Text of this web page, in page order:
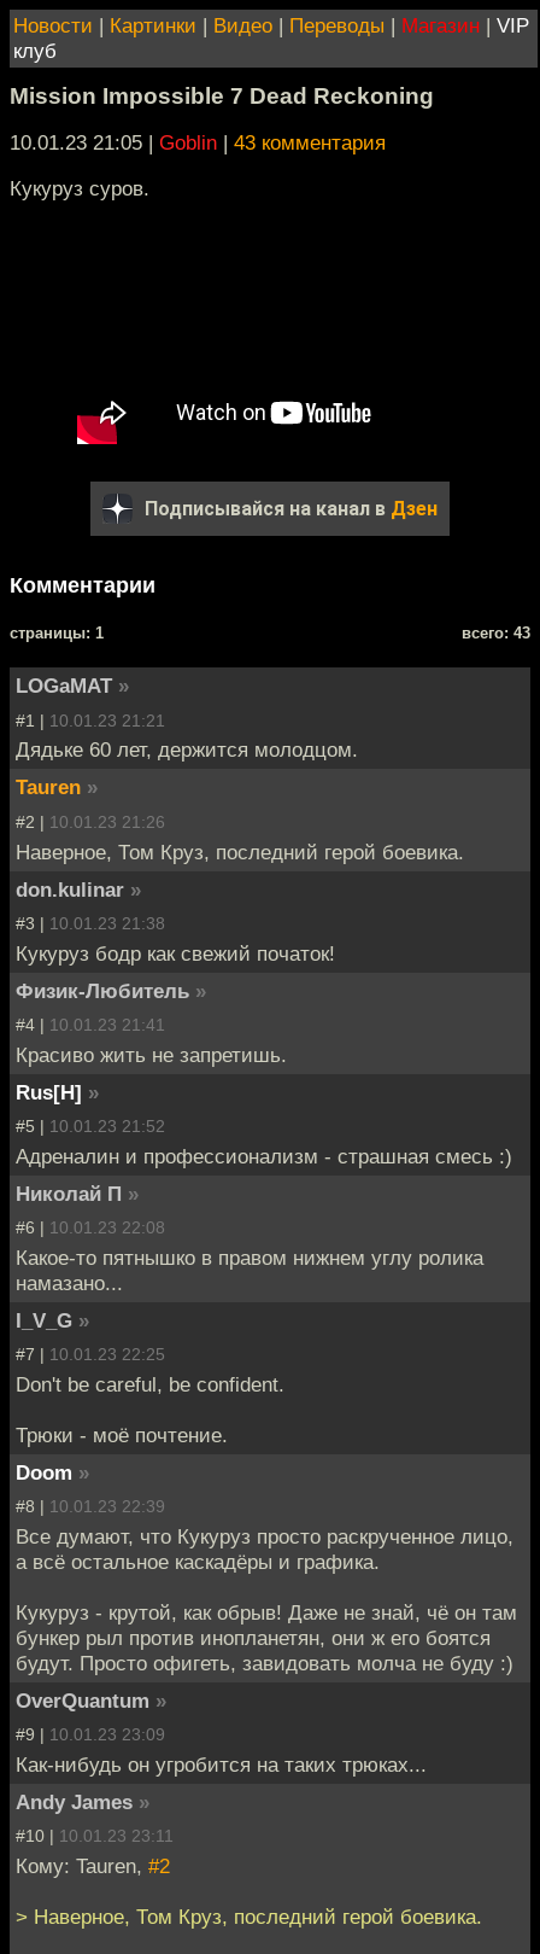
Новости | Картинки | Видео | Переводы | Магазин | VIP
клуб
Mission Impossible 7 Dead Reckoning
10.01.23 21:05 | Goblin | 43 комментария
Кукуруз суров.
Подписывайся на канал в Дзен
Комментарии
cтраницы: 1 всего: 43
LOGaMAT »
#1 | 10.01.23 21:21
Дядьке 60 лет, держится молодцом.
Tauren »
#2 | 10.01.23 21:26
Наверное, Том Круз, последний герой боевика.
don.kulinar »
#3 | 10.01.23 21:38
Кукуруз бодр как свежий початок!
Физик-Любитель »
#4 | 10.01.23 21:41
Красиво жить не запретишь.
Rus[H] »
#5 | 10.01.23 21:52
Адреналин и профессионализм - страшная смесь :)
Николай П »
#6 | 10.01.23 22:08
Какое-то пятнышко в правом нижнем углу ролика
намазано...
I_V_G »
#7 | 10.01.23 22:25
Don't be careful, be confident.
Трюки - моё почтение.
Doom »
#8 | 10.01.23 22:39
Все думают, что Кукуруз просто раскрученное лицо,
а всё остальное каскадёры и графика.
Кукуруз - крутой, как обрыв! Даже не знай, чё он там
бункер рыл против инопланетян, они ж его боятся
будут. Просто офигеть, завидовать молча не буду :)
OverQuantum »
#9 | 10.01.23 23:09
Как-нибудь он угробится на таких трюках...
Andy James »
#10 | 10.01.23 23:11
Кому: Tauren, #2
> Наверное, Том Круз, последний герой боевика.